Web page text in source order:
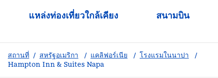
แหล่งท่องเที่ยวใกล้เคียง สนามบิน
สถานที่ / สหรัฐอเมริกา / แคลิฟอร์เนีย / โรงแรมในนาปา
/
Hampton Inn & Suites Napa